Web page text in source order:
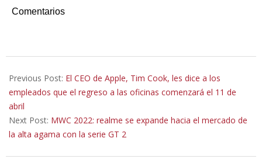
Comentarios
03-
06
Previous Post: El CEO de Apple, Tim Cook, les dice a los
empleados que el regreso a las oficinas comenzará el 11 de
abril
Next Post: MWC 2022: realme se expande hacia el mercado de
la alta agama con la serie GT 2